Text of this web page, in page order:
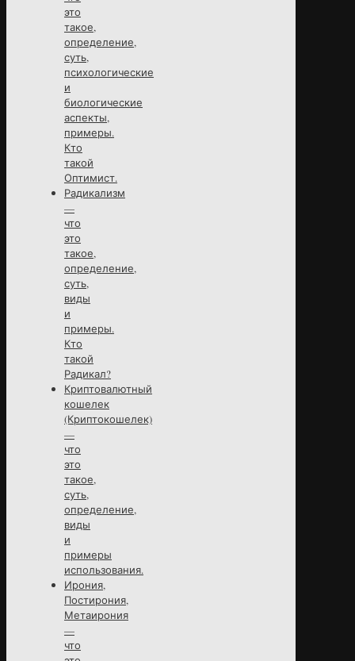
это
такое,
определение,
суть,
психологические
и
биологические
аспекты,
примеры.
Кто
такой
Оптимист.
Радикализм
—
что
это
такое,
определение,
суть,
виды
и
примеры.
Кто
такой
Радикал?
Криптовалютный
кошелек
(Криптокошелек)
—
что
это
такое,
суть,
определение,
виды
и
примеры
использования.
Ирония,
Постирония,
Метаирония
—
что